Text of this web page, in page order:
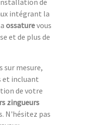
intégrant la
ossaturevous
et de plus de
sur mesure,
et incluant
de votre
zingueurs
N'hésitez pas